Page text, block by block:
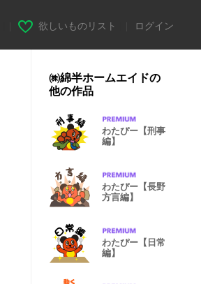
欲しいものリスト ログイン
㈱綿半ホームエイドの
他の作品
わたぴー【刑事
編】
わたぴー【長野
方言編】
わたぴー【日常
編】